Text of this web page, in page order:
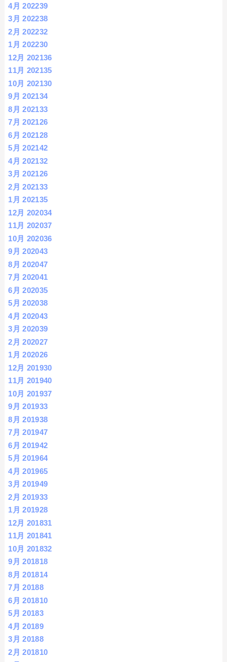
4月 202239
3月 202238
2月 202232
1月 202230
12月 202136
11月 202135
10月 202130
9月 202134
8月 202133
7月 202126
6月 202128
5月 202142
4月 202132
3月 202126
2月 202133
1月 202135
12月 202034
11月 202037
10月 202036
9月 202043
8月 202047
7月 202041
6月 202035
5月 202038
4月 202043
3月 202039
2月 202027
1月 202026
12月 201930
11月 201940
10月 201937
9月 201933
8月 201938
7月 201947
6月 201942
5月 201964
4月 201965
3月 201949
2月 201933
1月 201928
12月 201831
11月 201841
10月 201832
9月 201818
8月 201814
7月 20188
6月 201810
5月 20183
4月 20189
3月 20188
2月 201810